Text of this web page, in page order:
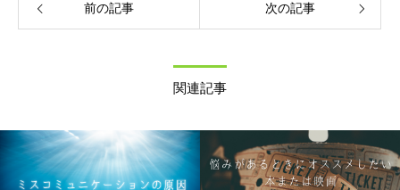
前の記事 次の記事
関連記事